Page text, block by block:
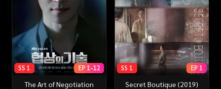
SS 1 EP 1-12
The Art of Negotiation
SS 1 EP 1
Secret Boutique (2019)